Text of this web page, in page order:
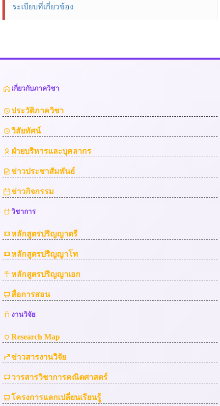
ระเบียบที่เกี่ยวข้อง
เกี่ยวกับภาควิชา
ประวัติภาควิชา
วิสัยทัศน์
ฝ่ายบริหารและบุคลากร
ข่าวประชาสัมพันธ์
ข่าวกิจกรรม
วิชาการ
หลักสูตรปริญญาตรี
หลักสูตรปริญญาโท
หลักสูตรปริญญาเอก
สื่อการสอน
งานวิจัย
Research Map
ข่าวสารงานวิจัย
วารสารวิชาการคณิตศาสตร์
โครงการแลกเปลี่ยนเรียนรู้